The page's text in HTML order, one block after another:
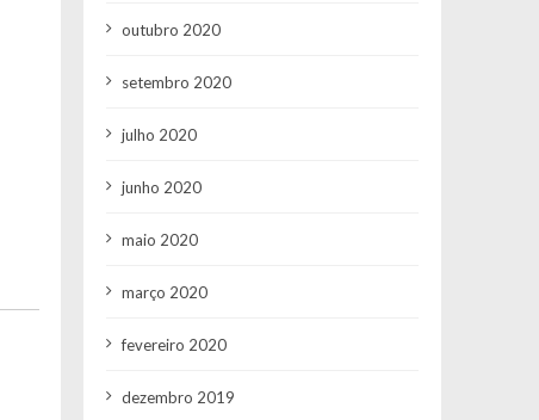
outubro 2020
setembro 2020
julho 2020
junho 2020
maio 2020
março 2020
fevereiro 2020
dezembro 2019